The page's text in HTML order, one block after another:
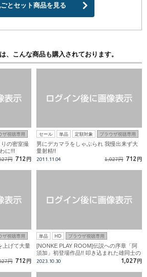
とセット商品を見る
、こんな商品も購入されております。
ザ視聴専用
の密室撮
に!!!
円 712 円
セール 単品 定額対象 ブラウザ視聴専用
男にデカマラをしゃぶられ 我慢出来ず大
量射精!!
2011.11.04 1,027円 712 円
ザ視聴専用
上げて大量
円 712 円
単品 HD ブラウザ視聴専用
[NONKE PLAY ROOM]伝説への序章「阿
須加」初登場作品!! 叩き込まれた雄同士の
快楽に超巨根はビクン!ビクン!と脈打ち…
2023.10.30 1,027 円